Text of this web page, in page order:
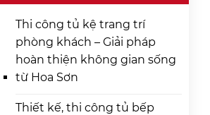
Thi công tủ kệ trang trí
phòng khách – Giải pháp
hoàn thiện không gian sống
từ Hoa Sơn
Thiết kế, thi công tủ bếp